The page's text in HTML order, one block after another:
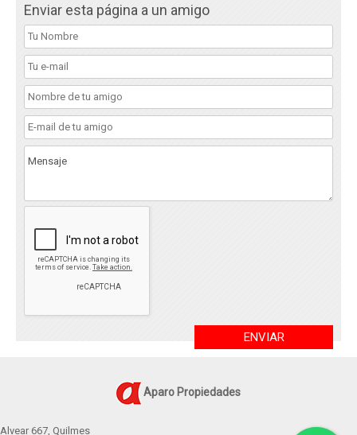
Enviar esta página a un amigo
ENVIAR
Aparo Propiedades
Alvear 667, Quilmes